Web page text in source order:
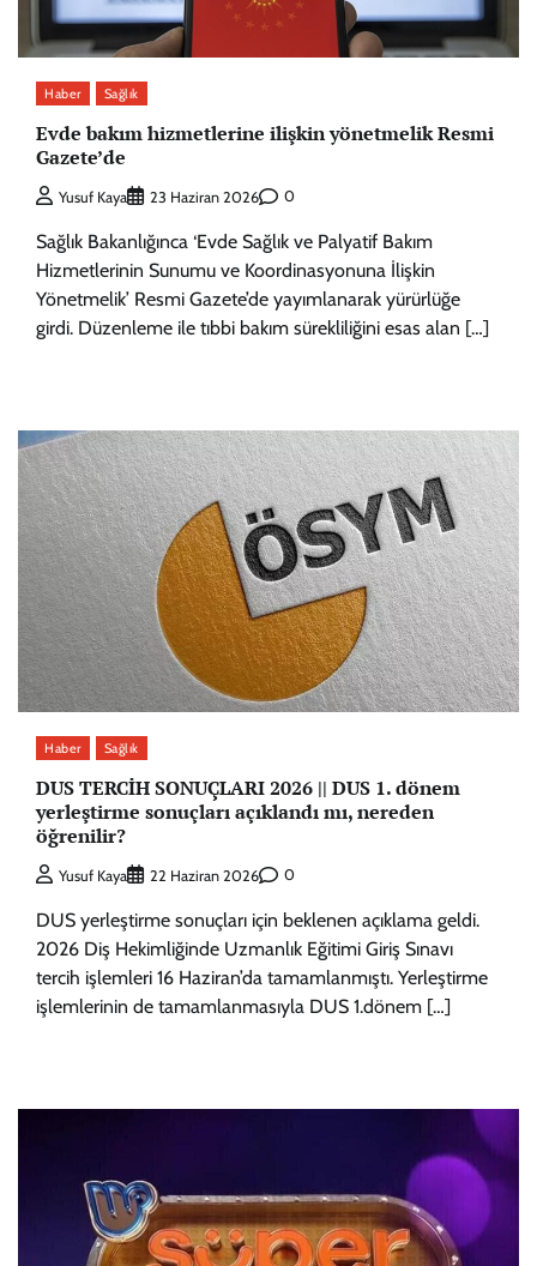
Haber Sağlık
Evde bakım hizmetlerine ilişkin yönetmelik Resmi
Gazete’de
Yusuf Kaya 23 Haziran 2026 0
Sağlık Bakanlığınca ‘Evde Sağlık ve Palyatif Bakım
Hizmetlerinin Sunumu ve Koordinasyonuna İlişkin
Yönetmelik’ Resmi Gazete’de yayımlanarak yürürlüğe
girdi. Düzenleme ile tıbbi bakım sürekliliğini esas alan […]
Haber Sağlık
DUS TERCİH SONUÇLARI 2026 || DUS 1. dönem
yerleştirme sonuçları açıklandı mı, nereden
öğrenilir?
Yusuf Kaya 22 Haziran 2026 0
DUS yerleştirme sonuçları için beklenen açıklama geldi.
2026 Diş Hekimliğinde Uzmanlık Eğitimi Giriş Sınavı
tercih işlemleri 16 Haziran’da tamamlanmıştı. Yerleştirme
işlemlerinin de tamamlanmasıyla DUS 1.dönem […]